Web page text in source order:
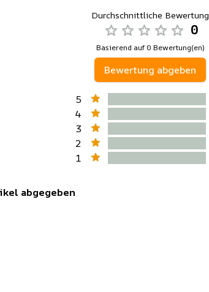
Durchschnittliche Bewertung
0
Basierend auf 0 Bewertung(en)
Bewertung abgeben
5
4
3
2
1
abgegeben